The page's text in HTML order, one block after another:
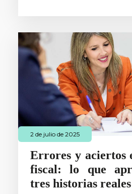
2 de julio de 2025
Errores y aciertos
fiscal: lo que
tres historias reales